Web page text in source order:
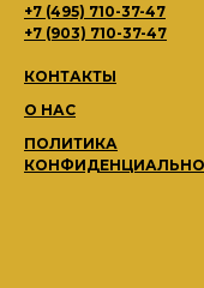
+7 (495) 710-37-47
+7 (903) 710-37-47
КОНТАКТЫ
О НАС
ПОЛИТИКА